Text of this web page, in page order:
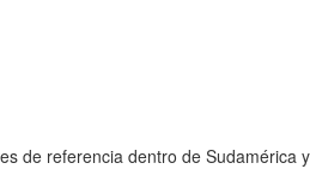
de referencia dentro de Sudamérica